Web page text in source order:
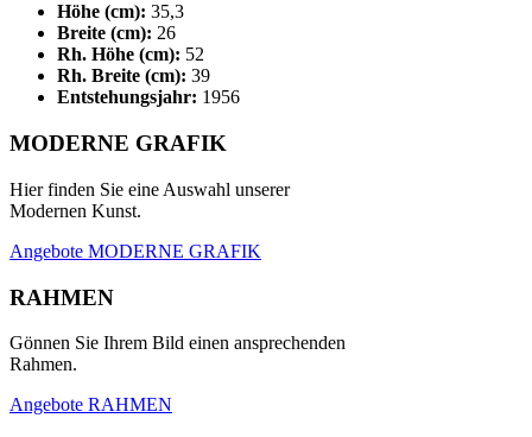
Höhe (cm): 35,3
Breite (cm): 26
Rh. Höhe (cm): 52
Rh. Breite (cm): 39
Entstehungsjahr: 1956
MODERNE GRAFIK
Hier finden Sie eine Auswahl unserer
Modernen Kunst.
Angebote MODERNE GRAFIK
RAHMEN
Gönnen Sie Ihrem Bild einen ansprechenden
Rahmen.
Angebote RAHMEN